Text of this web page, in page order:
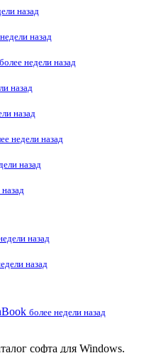
назад
назад
более недели назад
назад
назад
недели назад
назад
назад
назад
более недели назад
софта для Windows.